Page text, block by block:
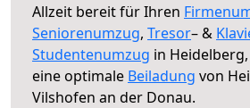
Allzeit bereit für Ihren
Seniorenumzug, Tresor– &
Studentenumzug in Heidelberg,
eine optimale Beiladung von
Vilshofen an der Donau.